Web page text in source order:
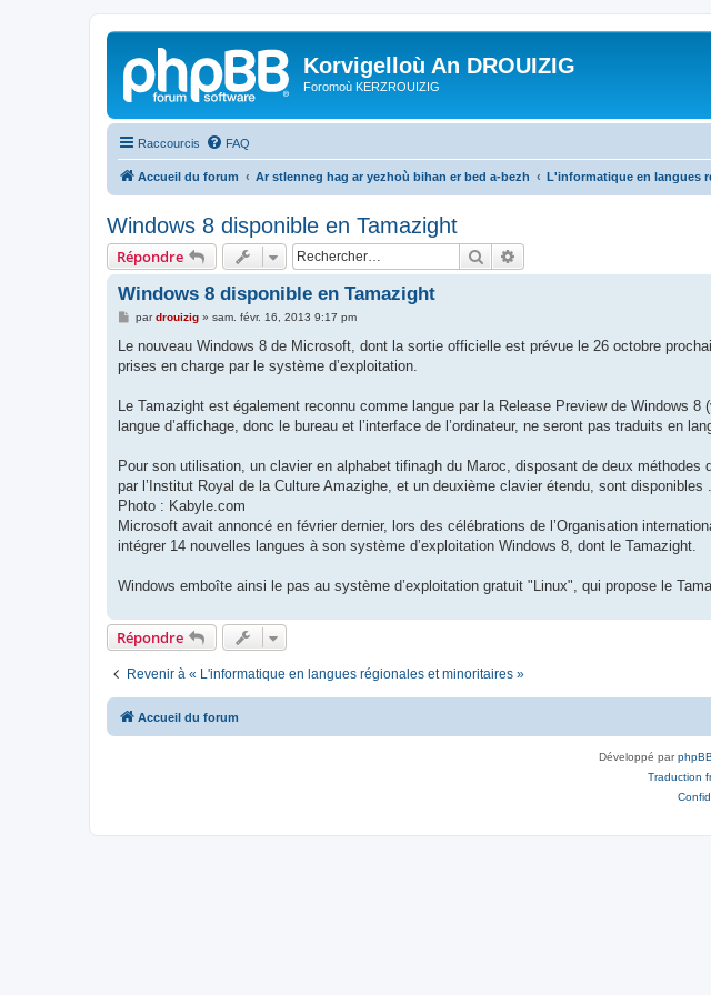
Korvigelloù An DROUIZIG
Foromoù KERZROUIZIG
Raccourcis FAQ
Accueil du forum Ar stlenneg hag ar yezhoù bihan er bed a-bezh L'informatique en langues
Windows 8 disponible en Tamazight
Répondre Rechercher
Windows 8 disponible en Tamazight
M
s
a
pardrouizig» sam. févr. 16, 2013 9:17 pm
Le nouveau Windows 8 de Microsoft, dont la sortie officielle est prévue le 26 octobre
prises en charge par le système d’exploitation.
Le Tamazight est également reconnu comme langue par la Release Preview de Windows
langue d’affichage, donc le bureau et l’interface de l’ordinateur, ne seront pas traduits en
Pour son utilisation, un clavier en alphabet tifinagh du Maroc, disposant de deux méthodes
par l’Institut Royal de la Culture Amazighe, et un deuxième clavier étendu, sont disponibles
Photo : Kabyle.com
Microsoft avait annoncé en février dernier, lors des célébrations de l’Organisation
intégrer 14 nouvelles langues à son système d’exploitation Windows 8, dont le Tamazight.
Windows emboîte ainsi le pas au système d’exploitation gratuit "Linux", qui propose le
Répondre
Revenir à « L'informatique en langues régionales et minoritaires »
Accueil du forum
Développé parphpBB
Traduction